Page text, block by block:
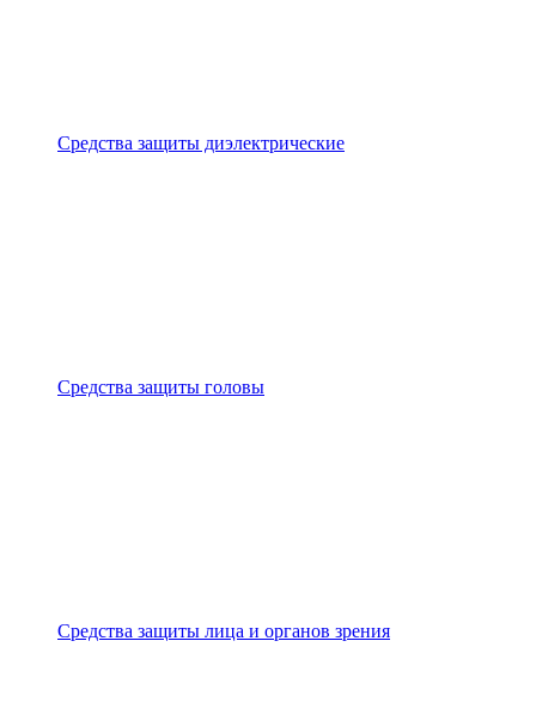
Средства защиты диэлектрические
Средства защиты головы
Средства защиты лица и органов зрения